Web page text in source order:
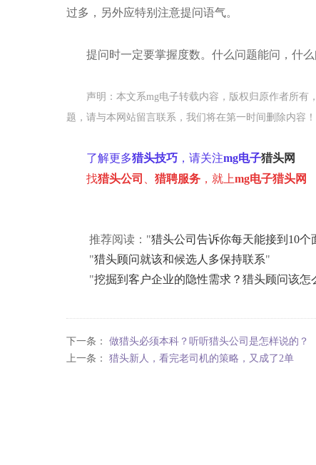
过多，另外应特别注意提问语气。
提问时一定要掌握度数。什么问题能问，什
声明：本文系mg电子转载内容，版权归原作者所有
题，请与本网站留言联系，我们将在第一时间删除内容！
了解更多猎头技巧 ，请关注mg电子猎头网
找猎头公司 猎聘服务 ，就上mg电子猎头网
推荐阅读："猎头公司告诉你每天能接到10个
"猎头顾问就该和候选人多保持联系"
"挖掘到客户企业的隐性需求？猎头顾问该怎
下一条： 做猎头必须本科？听听猎头公司是怎样说的？
上一条： 猎头新人，看完老司机的策略，又成了2单